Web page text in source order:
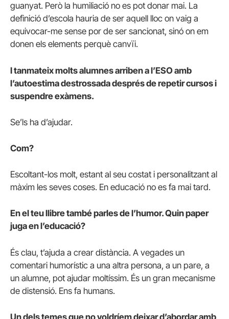
guanyat. Però la humiliació no es pot donar mai. La
definició d’escola hauria de ser aquell lloc on vaig a
equivocar-me sense por de ser sancionat, sinó on em
donen els elements perquè canvïi.
I tanmateix molts alumnes arriben a l’ESO amb
l’autoestima destrossada després de repetir cursos i
suspendre exàmens.
Se’ls ha d’ajudar.
Com?
Escoltant-los molt, estant al seu costat i personalitzant al
màxim les seves coses. En educació no es fa mai tard.
En el teu llibre també parles de l’humor. Quin paper
juga en l’educació?
És clau, t’ajuda a crear distància. A vegades un
comentari humorístic a una altra persona, a un pare, a
un alumne, pot ajudar moltíssim. És un gran mecanisme
de distensió. Ens fa humans.
Un dels temes que no voldríem deixar d’abordar amb